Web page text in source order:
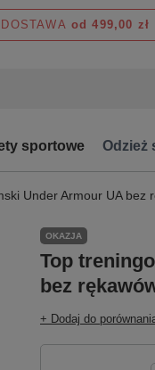
od 499,00 zł
sportowe Odzież
Under Armour UA bez
OKAZJA
Top
bez
+ Dodaj do